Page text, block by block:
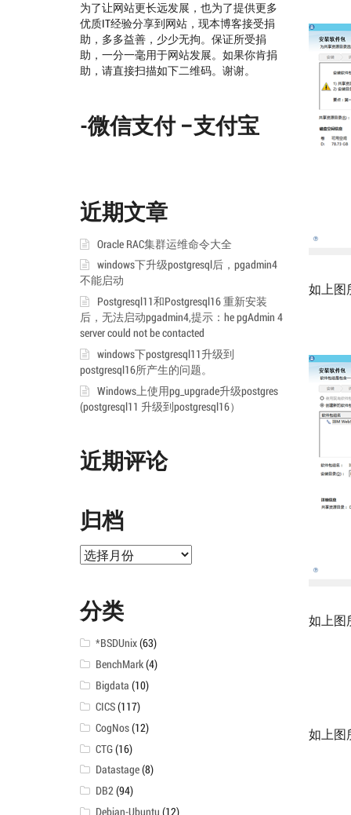
如上图
如上图
如上图
为了让网站更长远发展，也为了提供更多
优质IT经验分享到网站，现本博客接受捐
助，多多益善，少少无拘。保证所受捐
助，一分一毫用于网站发展。如果你肯捐
助，请直接扫描如下二维码。谢谢。
-微信支付 –支付宝
近期文章
Oracle RAC集群运维命令大全
windows下升级postgresql后，pgadmin4
不能启动
Postgresql11和Postgresql16 重新安装
后，无法启动pgadmin4,提示：he pgAdmin 4
server could not be contacted
windows下postgresql11升级到
postgresql16所产生的问题。
Windows上使用pg_upgrade升级postgres
(postgresql11 升级到postgresql16）
近期评论
归档
归
分类
*BSDUnix(63)
BenchMark(4)
Bigdata (10)
CICS(117)
CogNos(12)
CTG(16)
Datastage(8)
DB2(94)
Debian-Ubuntu (12)